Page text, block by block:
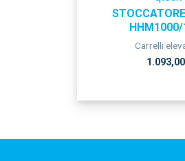
Carrelli
1.093,00